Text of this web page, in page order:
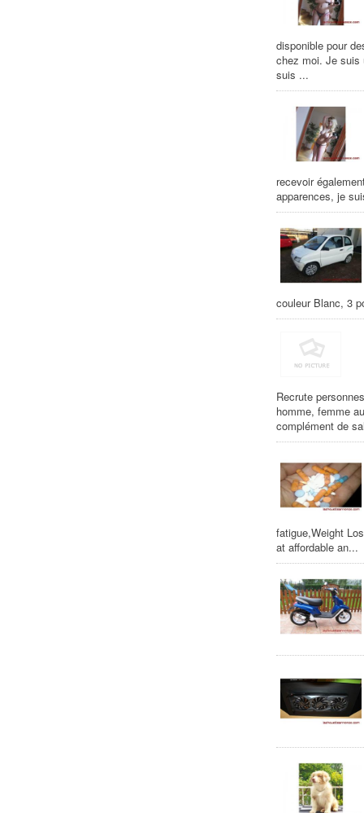
disponible pour
chez moi. Je suis
suis ...
recevoir
apparences, je
couleur Blanc, 3
Recrute
homme, femme
complément de
fatigue,Weight
at affordable an...